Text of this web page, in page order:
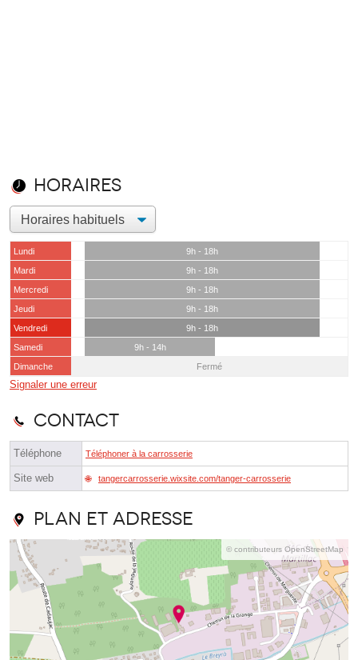
Horaires
Lundi
9h - 18h
Mardi
9h - 18h
Mercredi
9h - 18h
Jeudi
9h - 18h
Vendredi
9h - 18h
Samedi
9h - 14h
Dimanche
Fermé
Signaler une erreur
Contact
Téléphone Téléphoner à la carrosserie
Site web tangercarrosserie.wixsite.com/tanger-carrosserie
Plan et adresse
© contributeurs OpenStreetMap